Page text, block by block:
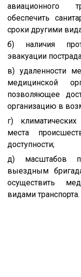
авиационного
обеспечить
сроки другими
б) наличия
эвакуации
в) удаленности
медицинской
позволяющее
организацию в
г)
места
доступности;
д) масштабов
выездным
осуществить
видами транспорта.